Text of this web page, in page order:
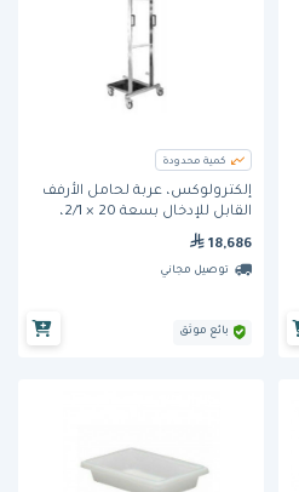
كمية محدودة
إلكترولوكس، عربة لحامل الأرفف
القابل للإدخال بسعة 20 × 2/1،
مصنوعة من الستانلس ستيل
للخدمة الشاقة.
18,686
توصيل مجاني
بائع موثق